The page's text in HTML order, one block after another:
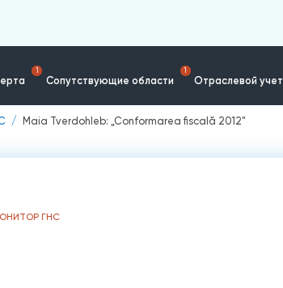
1
Сопутствующие области
1
Отраслевой учет
Maia Tverdohleb: „Conformarea fiscală 2012"
ГНС